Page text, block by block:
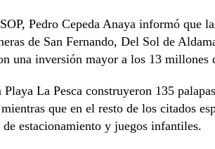
Pedro Cepeda Anaya informó que
de San Fernando, Del Sol de
una inversión mayor a los 13 millones
Playa La Pesca construyeron 135
que en el resto de los citados
de estacionamiento y juegos infantiles.